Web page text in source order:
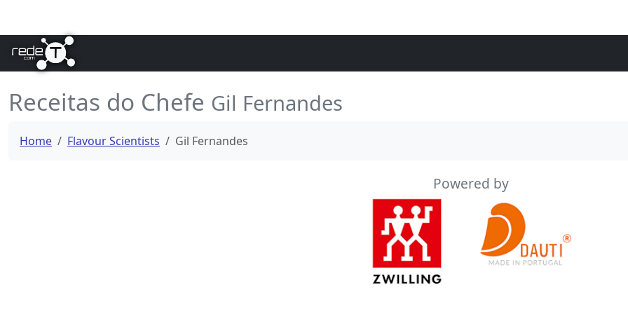
Receitas do Chefe Gil Fernandes
Home Flavour Scientists Gil Fernandes
Powered by